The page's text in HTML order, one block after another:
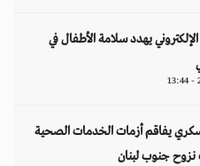
يهدد سلامة الأطفال في
يفاقم أزمات الخدمات الصحية
جنوب لبنان